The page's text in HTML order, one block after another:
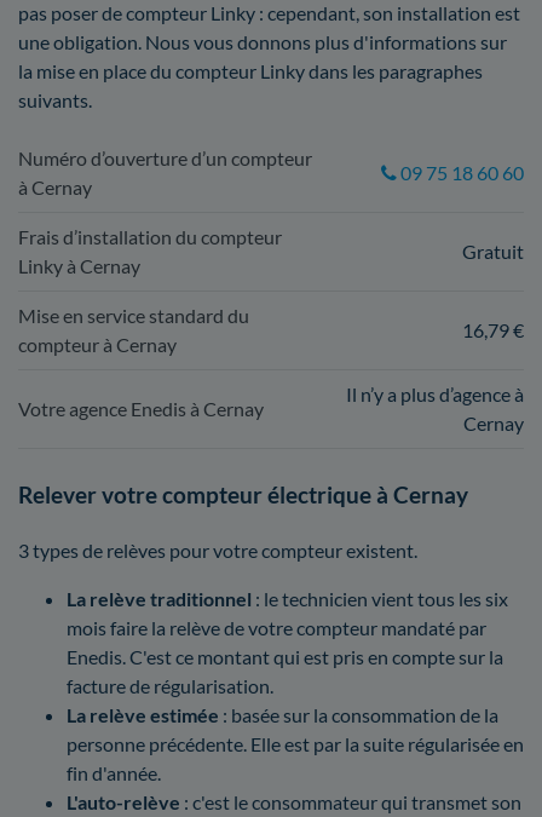
pas poser de compteur Linky : cependant, son installation est
une obligation. Nous vous donnons plus d'informations sur
la mise en place du compteur Linky dans les paragraphes
suivants.
Numéro d’ouverture d’un compteur
à Cernay
09 75 18 60 60
Frais d’installation du compteur
Linky à Cernay
Gratuit
Mise en service standard du
compteur à Cernay
16,79 €
Votre agence Enedis à Cernay
Il n’y a plus d’agence à
Cernay
Relever votre compteur électrique à Cernay
3 types de relèves pour votre compteur existent.
La relève traditionnel : le technicien vient tous les six
mois faire la relève de votre compteur mandaté par
Enedis. C'est ce montant qui est pris en compte sur la
facture de régularisation.
La relève estimée : basée sur la consommation de la
personne précédente. Elle est par la suite régularisée en
fin d'année.
L'auto-relève : c'est le consommateur qui transmet son